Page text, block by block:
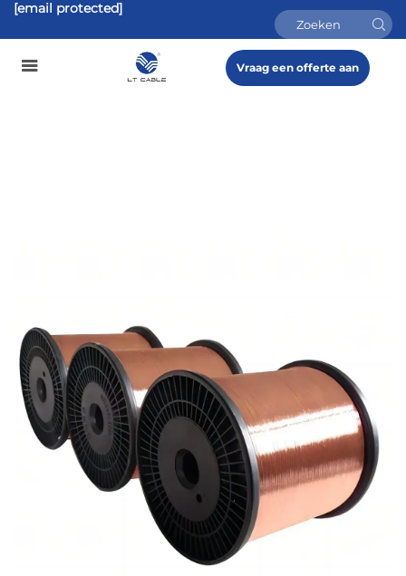
[email protected]
Vraag een offerte aan